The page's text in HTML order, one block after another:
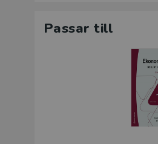
Passar till